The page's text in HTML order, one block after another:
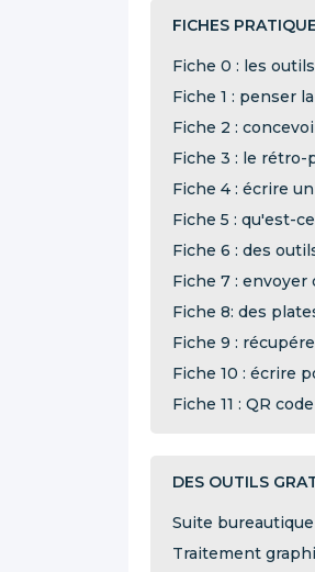
FICHES
Fiche 0 : les
Fiche 1 : penser
Fiche 2 :
Fiche 3 : le rétro-
Fiche 4 : écrire
Fiche 5 : qu'est-
Fiche 6 : des
Fiche 7 :
Fiche 8: des
Fiche 9 :
Fiche 10 : écrire
Fiche 11 : QR
DES OUTILS
Suite bureautique
Traitement